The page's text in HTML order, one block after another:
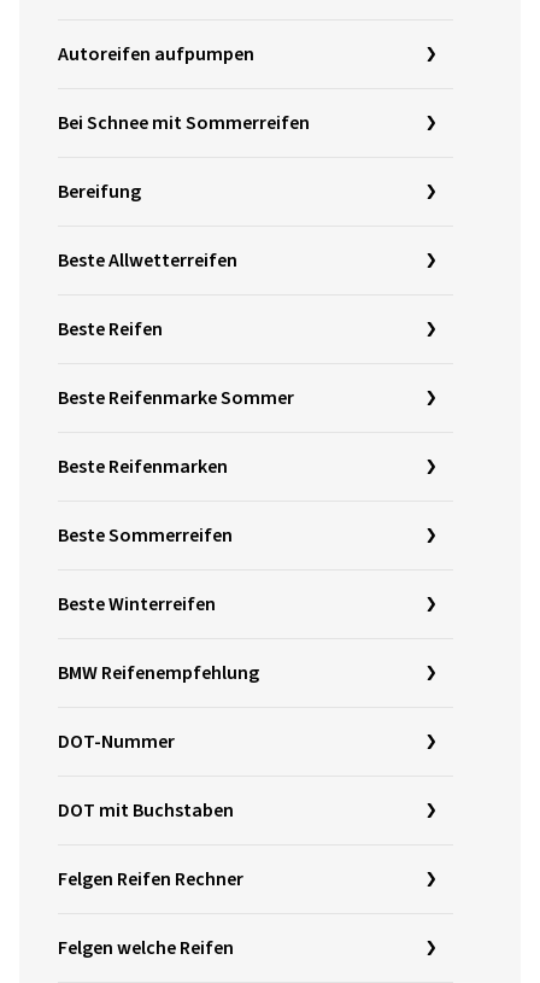
Autoreifen aufpumpen
Bei Schnee mit Sommerreifen
Bereifung
Beste Allwetterreifen
Beste Reifen
Beste Reifenmarke Sommer
Beste Reifenmarken
Beste Sommerreifen
Beste Winterreifen
BMW Reifenempfehlung
DOT-Nummer
DOT mit Buchstaben
Felgen Reifen Rechner
Felgen welche Reifen